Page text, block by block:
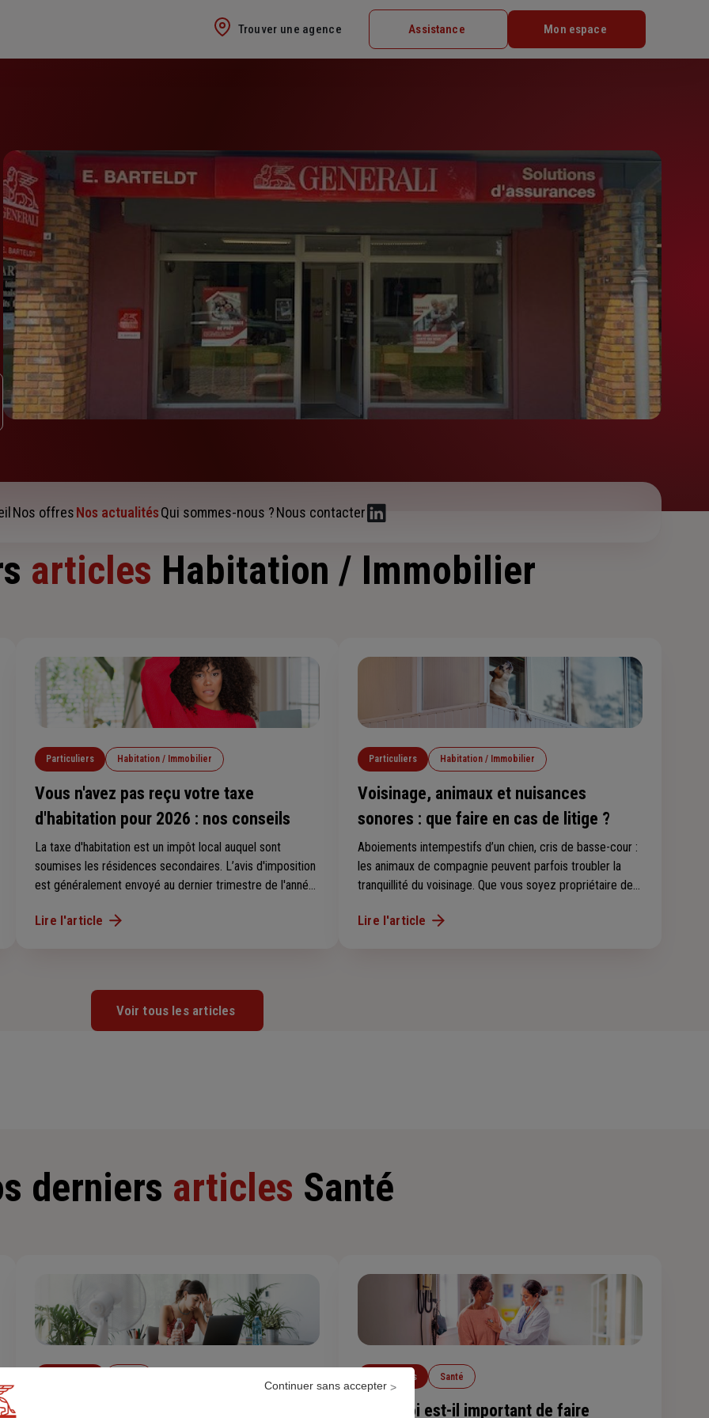
Trouver une agence Assistance Mon espace
Nos offresNos actualitésQui sommes-nous ?Nous contacter
articles Habitation / Immobilier
Particuliers Habitation / Immobilier
Vous n'avez pas reçu votre taxe
d'habitation pour 2026 : nos conseils
La taxe d'habitation est un impôt local auquel sont
soumises les résidences secondaires. L’avis d'imposition
est généralement envoyé au dernier trimestre de l'année.
si vous êtes concerné par cette taxe en 2025 et pour
Lire l'article
Particuliers Habitation / Immobilier
Voisinage, animaux et nuisances
sonores : que faire en cas de litige ?
Aboiements intempestifs d’un chien, cris de basse-cour :
les animaux de compagnie peuvent parfois troubler la
tranquillité du voisinage. Que vous soyez propriétaire de
précises et des démarches à connaître pour prévenir, ou
Lire l'article
Voir tous les articles
derniers articles Santé
Particuliers Santé
Pourquoi est-il important de faire
Continuer sans accepter